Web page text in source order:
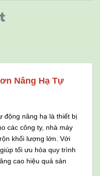
Nâng Hạ Tự
động nâng hạ là thiết bị
các công ty, nhà máy
khối lượng lớn. Với
tối ưu hóa quy trình
cao hiệu quả sản